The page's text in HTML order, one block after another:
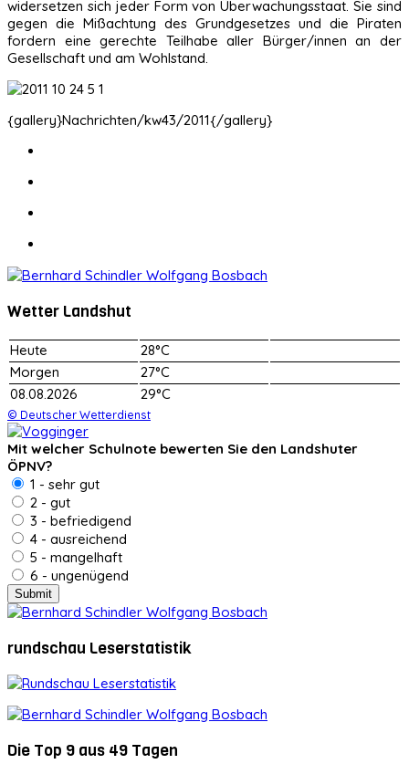
widersetzen sich jeder Form von Überwachungsstaat. Sie sind
gegen die Mißachtung des Grundgesetzes und die Piraten
fordern eine gerechte Teilhabe aller Bürger/innen an der
Gesellschaft und am Wohlstand.
{gallery}Nachrichten/kw43/2011{/gallery}
Wetter Landshut
Heute
28°C
Morgen
27°C
08.08.2026
29°C
© Deutscher Wetterdienst
Mit welcher Schulnote bewerten Sie den Landshuter
ÖPNV?
1 - sehr gut
2 - gut
3 - befriedigend
4 - ausreichend
5 - mangelhaft
6 - ungenügend
rundschau Leserstatistik
Die Top 9 aus 49 Tagen